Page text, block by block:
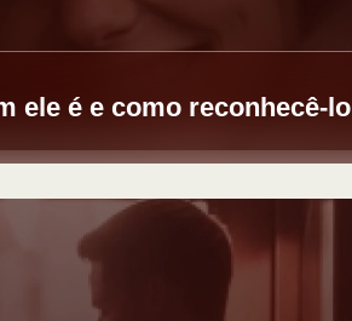
ele é e como reconhecê-lo